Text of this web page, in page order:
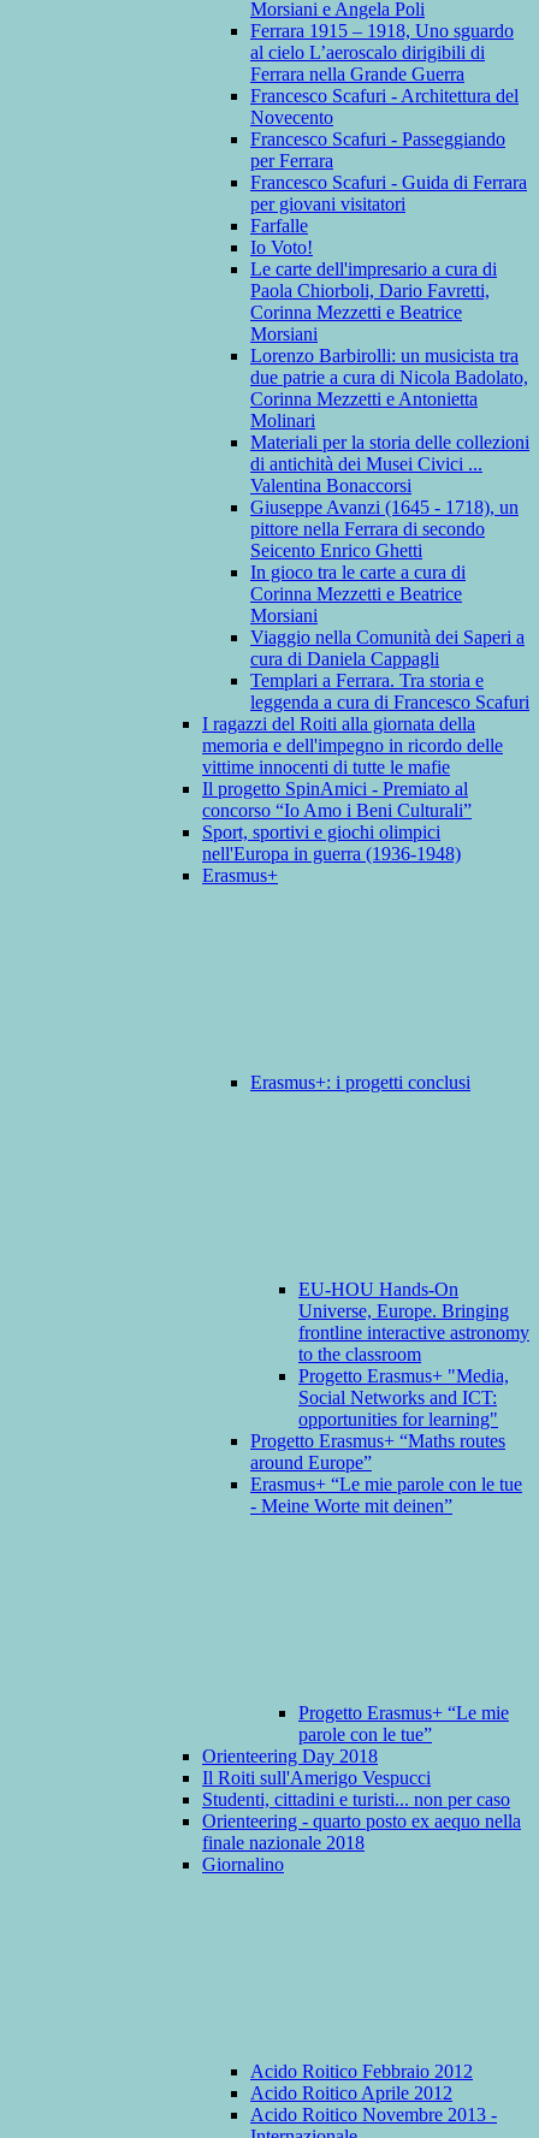
Morsiani e Angela Poli
Ferrara 1915 – 1918, Uno sguardo
al cielo L’aeroscalo dirigibili di
Ferrara nella Grande Guerra
Francesco Scafuri - Architettura del
Novecento
Francesco Scafuri - Passeggiando
per Ferrara
Francesco Scafuri - Guida di Ferrara
per giovani visitatori
Farfalle
Io Voto!
Le carte dell'impresario a cura di
Paola Chiorboli, Dario Favretti,
Corinna Mezzetti e Beatrice
Morsiani
Lorenzo Barbirolli: un musicista tra
due patrie a cura di Nicola Badolato,
Corinna Mezzetti e Antonietta
Molinari
Materiali per la storia delle collezioni
di antichità dei Musei Civici ...
Valentina Bonaccorsi
Giuseppe Avanzi (1645 - 1718), un
pittore nella Ferrara di secondo
Seicento Enrico Ghetti
In gioco tra le carte a cura di
Corinna Mezzetti e Beatrice
Morsiani
Viaggio nella Comunità dei Saperi a
cura di Daniela Cappagli
Templari a Ferrara. Tra storia e
leggenda a cura di Francesco Scafuri
I ragazzi del Roiti alla giornata della
memoria e dell'impegno in ricordo delle
vittime innocenti di tutte le mafie
Il progetto SpinAmici - Premiato al
concorso “Io Amo i Beni Culturali”
Sport, sportivi e giochi olimpici
nell'Europa in guerra (1936-1948)
Erasmus+
Erasmus+: i progetti conclusi
EU-HOU Hands-On
Universe, Europe. Bringing
frontline interactive astronomy
to the classroom
Progetto Erasmus+ "Media,
Social Networks and ICT:
opportunities for learning"
Progetto Erasmus+ “Maths routes
around Europe”
Erasmus+ “Le mie parole con le tue
- Meine Worte mit deinen”
Progetto Erasmus+ “Le mie
parole con le tue”
Orienteering Day 2018
Il Roiti sull'Amerigo Vespucci
Studenti, cittadini e turisti... non per caso
Orienteering - quarto posto ex aequo nella
finale nazionale 2018
Giornalino
Acido Roitico Febbraio 2012
Acido Roitico Aprile 2012
Acido Roitico Novembre 2013 -